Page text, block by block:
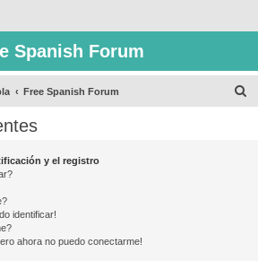
Spanish Forum
Free Spanish Forum
y el registro
identificar!
ahora no puedo conectarme!